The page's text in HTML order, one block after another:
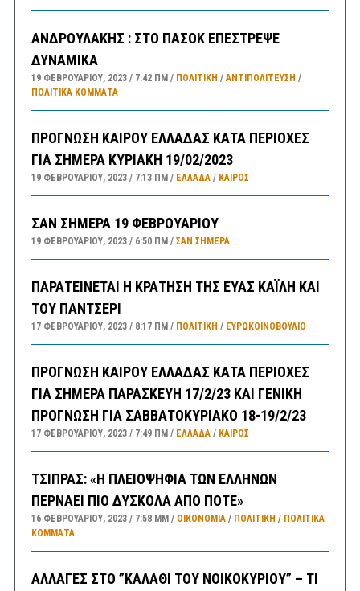
ΑΝΔΡΟΥΛΑΚΗΣ : ΣΤΟ ΠΑΣΟΚ ΕΠΕΣΤΡΕΨΕ
ΔΥΝΑΜΙΚΑ
19 ΦΕΒΡΟΥΑΡΊΟΥ, 2023 7:42 ΠΜ ΠΟΛΙΤΙΚΗ /ΑΝΤΙΠΟΛΊΤΕΥΣΗ /
ΠΟΛΙΤΙΚΆ ΚΌΜΜΑΤΑ
ΠΡΟΓΝΩΣΗ ΚΑΙΡΟΥ ΕΛΛΑΔΑΣ ΚΑΤΑ ΠΕΡΙΟΧΕΣ
ΓΙΑ ΣΗΜΕΡΑ ΚΥΡΙΑΚΗ 19/02/2023
19 ΦΕΒΡΟΥΑΡΊΟΥ, 2023 7:13 ΠΜ ΕΛΛΑΔA/ ΚΑΙΡΌΣ
ΣΑΝ ΣΗΜΕΡΑ 19 ΦΕΒΡΟΥΑΡΙΟΥ
19 ΦΕΒΡΟΥΑΡΊΟΥ, 2023 6:50 ΠΜ ΣΑΝ ΣΉΜΕΡΑ
ΠΑΡΑΤΕΙΝΕΤΑΙ Η ΚΡΑΤΗΣΗ ΤΗΣ ΕΥΑΣ ΚΑΪΛΗ ΚΑΙ
ΤΟΥ ΠΑΝΤΣΕΡΙ
17 ΦΕΒΡΟΥΑΡΊΟΥ, 2023 8:17 ΠΜ ΠΟΛΙΤΙΚΗ / ΕΥΡΩΚΟΙΝΟΒΟΥΛΙΟ
ΠΡΟΓΝΩΣΗ ΚΑΙΡΟΥ ΕΛΛΑΔΑΣ ΚΑΤΑ ΠΕΡΙΟΧΕΣ
ΓΙΑ ΣΗΜΕΡΑ ΠΑΡΑΣΚΕΥΗ 17/2/23 ΚΑΙ ΓΕΝΙΚΗ
ΠΡΟΓΝΩΣΗ ΓΙΑ ΣΑΒΒΑΤΟΚΥΡΙΑΚΟ 18-19/2/23
17 ΦΕΒΡΟΥΑΡΊΟΥ, 2023 7:49 ΠΜ ΕΛΛΑΔA/ ΚΑΙΡΌΣ
ΤΣΙΠΡΑΣ: «Η ΠΛΕΙΟΨΗΦΙΑ ΤΩΝ ΕΛΛΗΝΩΝ
ΠΕΡΝΑΕΙ ΠΙΟ ΔΥΣΚΟΛΑ ΑΠΟ ΠΟΤΕ»
16 ΦΕΒΡΟΥΑΡΊΟΥ, 2023 7:58 ΜΜ ΟΙΚΟΝΟΜΙΑ/ ΠΟΛΙΤΙΚΗ / ΠΟΛΙΤΙΚΆ
ΚΌΜΜΑΤΑ
ΑΛΛΑΓΕΣ ΣΤΟ ”ΚΑΛΑΘΙ ΤΟΥ ΝΟΙΚΟΚΥΡΙΟΥ” – ΤΙ